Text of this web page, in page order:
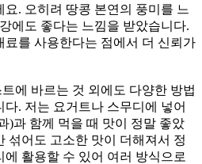
. 오히려 땅콩 본연의 풍미를 느
에도 좋다는 느낌을 받았습니다.
료를 사용한다는 점에서 더 신뢰가
에 바르는 것 외에도 다양한 방법
. 저는 요거트나 스무디에 넣어
)과 함께 먹을 때 맛이 정말 좋았
섞어도 고소한 맛이 더해져서 정
활용할 수 있어 여러 방식으로